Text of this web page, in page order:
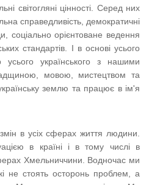
світогляні цінності. Серед них
справедливість, демократичні
соціально орієнтоване ведення
стандартів. І в основі усього
українського з нашими
мовою, мистецтвом та
землю та працює в ім'я
в усіх сферах життя людини.
в країні і в тому числі в
Хмельниччини. Водночас ми
не стоять осторонь проблем, а